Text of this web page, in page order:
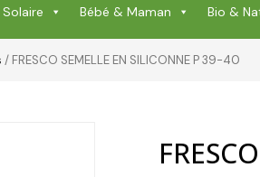
Solaire Bébé & Maman Bio &
/ FRESCO SEMELLE EN SILICONNE P 39-40
Mains & Pieds